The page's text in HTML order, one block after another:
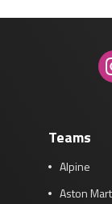
Teams
Alpine
Aston